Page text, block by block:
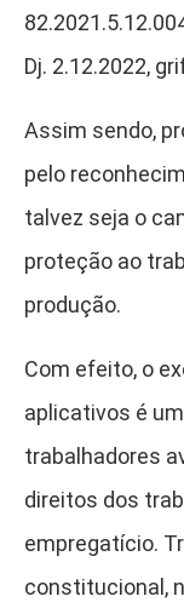
Dj. 2.12.2022,
Assim sendo,
pelo
talvez seja o
proteção ao
produção.
Com efeito, o
aplicativos é
trabalhadores
direitos dos
empregatício.
constitucional,